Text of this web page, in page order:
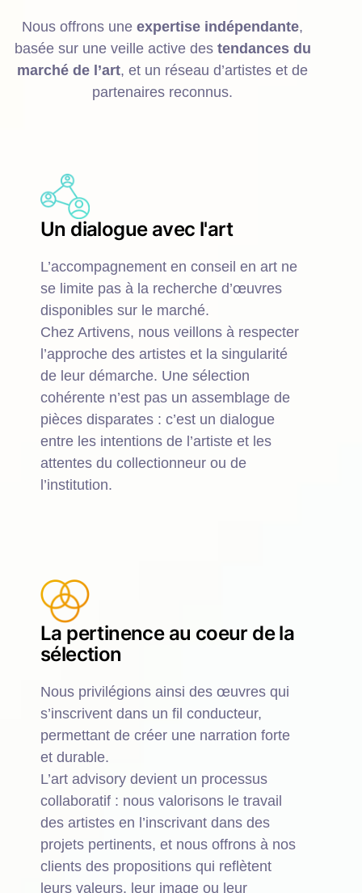
Nous offrons uneexpertise indépendante,
basée sur une veille active des tendances du
marché de l’art, et un réseau d’artistes et de
partenaires reconnus.
Un dialogue avec l'art
L’accompagnement en conseil en art ne
se limite pas à la recherche d’œuvres
disponibles sur le marché.
Chez Artivens, nous veillons à respecter
l’approche des artistes et la singularité
de leur démarche. Une sélection
cohérente n’est pas un assemblage de
pièces disparates : c’est un dialogue
entre les intentions de l’artiste et les
attentes du collectionneur ou de
l’institution.
La pertinence au coeur de la
sélection
Nous privilégions ainsi des œuvres qui
s’inscrivent dans un fil conducteur,
permettant de créer une narration forte
et durable.
L’art advisory devient un processus
collaboratif : nous valorisons le travail
des artistes en l’inscrivant dans des
projets pertinents, et nous offrons à nos
clients des propositions qui reflètent
leurs valeurs, leur image ou leur